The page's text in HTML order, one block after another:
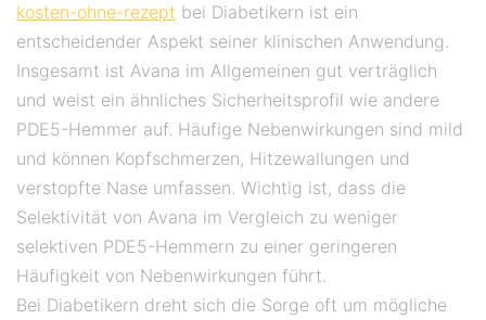
kosten-ohne-rezept bei Diabetikern ist ein
entscheidender Aspekt seiner klinischen Anwendung.
Insgesamt ist Avana im Allgemeinen gut verträglich
und weist ein ähnliches Sicherheitsprofil wie andere
PDE5-Hemmer auf. Häufige Nebenwirkungen sind mild
und können Kopfschmerzen, Hitzewallungen und
verstopfte Nase umfassen. Wichtig ist, dass die
Selektivität von Avana im Vergleich zu weniger
selektiven PDE5-Hemmern zu einer geringeren
Häufigkeit von Nebenwirkungen führt.
Bei Diabetikern dreht sich die Sorge oft um mögliche